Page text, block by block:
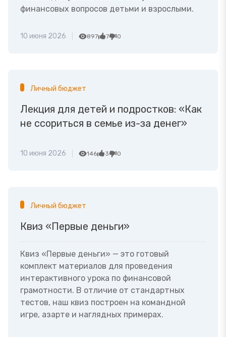
финансовых вопросов детьми и взрослыми.
10 июня 2026 897 7 0
Личный бюджет
Лекция для детей и подростков: «Как
не ссориться в семье из-за денег»
10 июня 2026 146 3 0
Личный бюджет
Квиз «Первые деньги»
Квиз «Первые деньги» — это готовый
комплект материалов для проведения
интерактивного урока по финансовой
грамотности. В отличие от стандартных
тестов, наш квиз построен на командной
игре, азарте и наглядных примерах.